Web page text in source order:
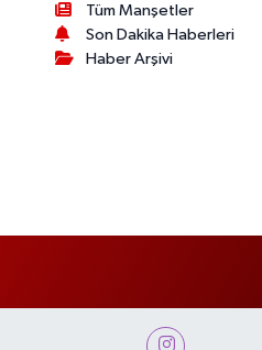
Tüm Manşetler
Son Dakika Haberleri
Haber Arşivi